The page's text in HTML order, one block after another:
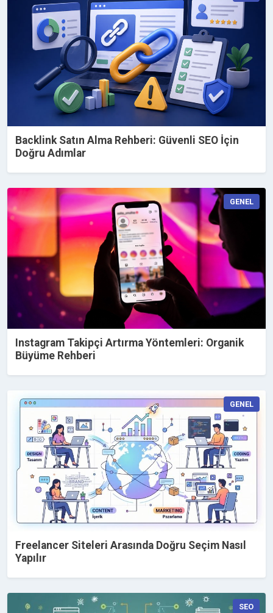
Backlink Satın Alma Rehberi: Güvenli SEO İçin
Doğru Adımlar
GENEL
Instagram Takipçi Artırma Yöntemleri: Organik
Büyüme Rehberi
GENEL
Freelancer Siteleri Arasında Doğru Seçim Nasıl
Yapılır
SEO